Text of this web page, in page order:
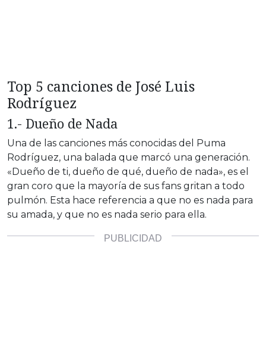
Top 5 canciones de José Luis
Rodríguez
1.- Dueño de Nada
Una de las canciones más conocidas del Puma
Rodríguez, una balada que marcó una generación.
«Dueño de ti, dueño de qué, dueño de nada», es el
gran coro que la mayoría de sus fans gritan a todo
pulmón. Esta hace referencia a que no es nada para
su amada, y que no es nada serio para ella.